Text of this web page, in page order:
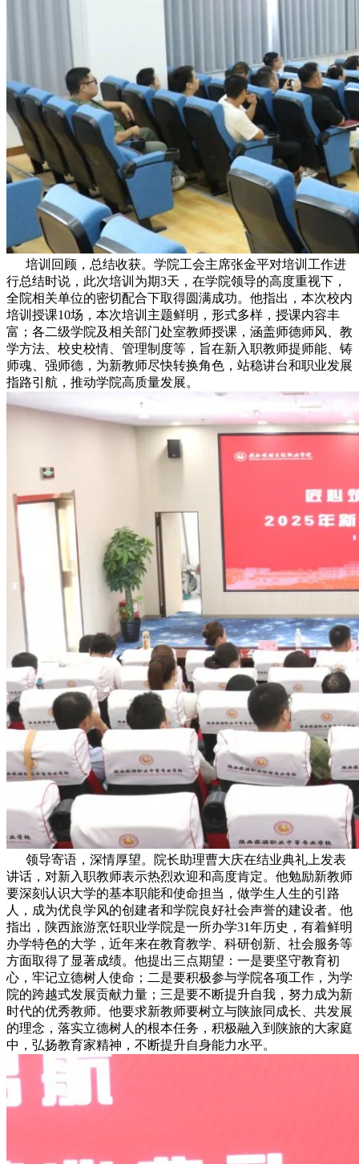
培训回顾，总结收获。学院工会主席张金平对培训工作进
行总结时说，此次培训为期3天，在学院领导的高度重视下，
全院相关单位的密切配合下取得圆满成功。他指出，本次校内
培训授课10场，本次培训主题鲜明，形式多样，授课内容丰
富；各二级学院及相关部门处室教师授课，涵盖师德师风、教
学方法、校史校情、管理制度等，旨在新入职教师提师能、铸
师魂、强师德，为新教师尽快转换角色，站稳讲台和职业发展
指路引航，推动学院高质量发展。
领导寄语，深情厚望。院长助理曹大庆在结业典礼上发表
讲话，对新入职教师表示热烈欢迎和高度肯定。他勉励新教师
要深刻认识大学的基本职能和使命担当，做学生人生的引路
人，成为优良学风的创建者和学院良好社会声誉的建设者。他
指出，陕西旅游烹饪职业学院是一所办学31年历史，有着鲜明
办学特色的大学，近年来在教育教学、科研创新、社会服务等
方面取得了显著成绩。他提出三点期望：一是要坚守教育初
心，牢记立德树人使命；二是要积极参与学院各项工作，为学
院的跨越式发展贡献力量；三是要不断提升自我，努力成为新
时代的优秀教师。他要求新教师要树立与陕旅同成长、共发展
的理念，落实立德树人的根本任务，积极融入到陕旅的大家庭
中，弘扬教育家精神，不断提升自身能力水平。